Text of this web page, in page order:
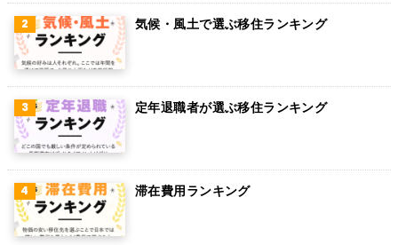
グアム
パラグアイ
アラブ首長国連邦
スウェーデン
ペルー
ボリビア
カンボジア
気候・風土で選ぶ移住ランキング
定年退職者が選ぶ移住ランキング
滞在費用ランキング